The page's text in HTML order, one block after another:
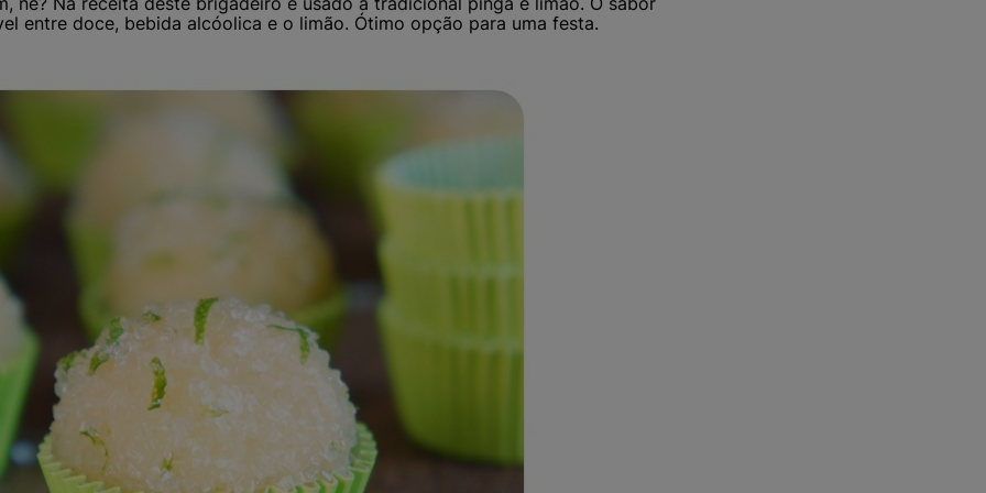
entre doce, bebida alcóolica e o limão. Ótimo opção para uma festa.